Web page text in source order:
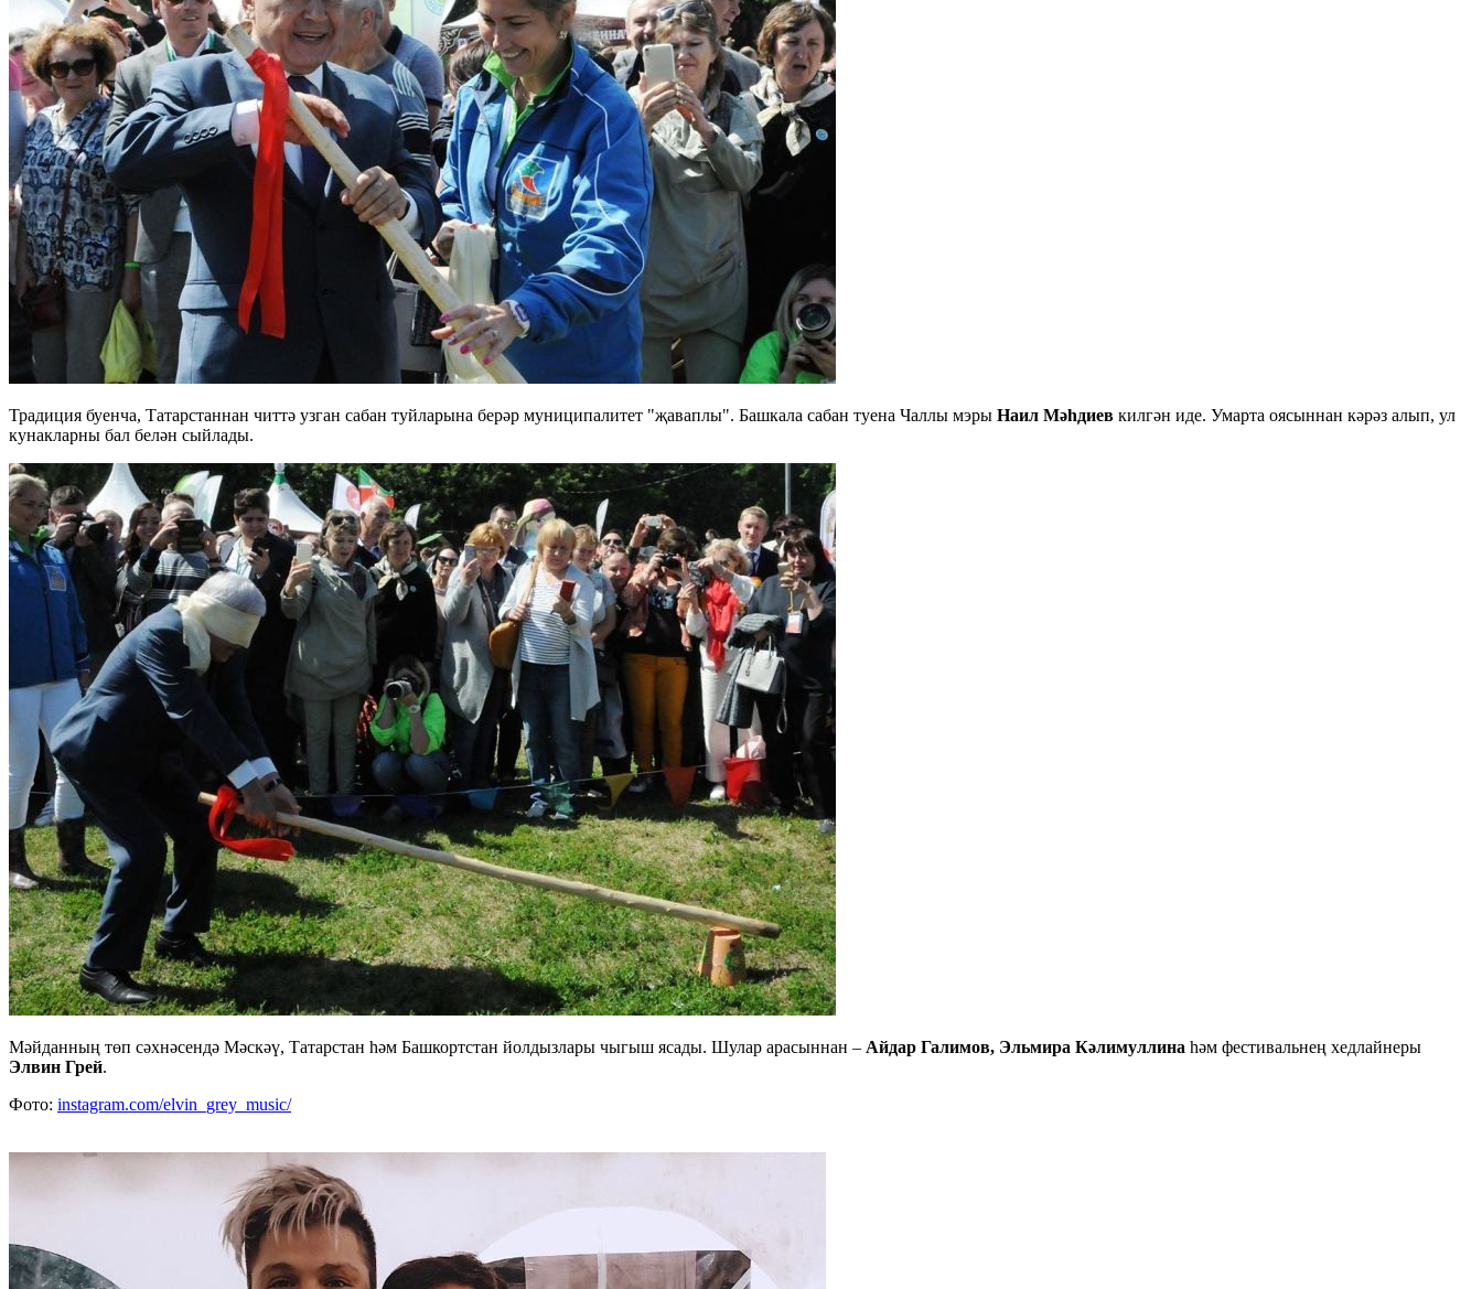
Традиция буенча, Татарстаннан читтә узган сабан туйларына берәр муниципалитет "җаваплы". Башкала сабан туена Чаллы мэры Наил Мәһдиев килгән иде. Умарта оясыннан кәрәз алып, ул
кунакларны бал белән сыйлады.
Мәйданның төп сәхнәсендә Мәскәү, Татарстан һәм Башкортстан йолдызлары чыгыш ясады. Шулар арасыннан – Айдар Галимов, Эльмира Кәлимуллина һәм фестивальнең хедлайнеры
Элвин Грей.
Фото: instagram.com/elvin_grey_music/